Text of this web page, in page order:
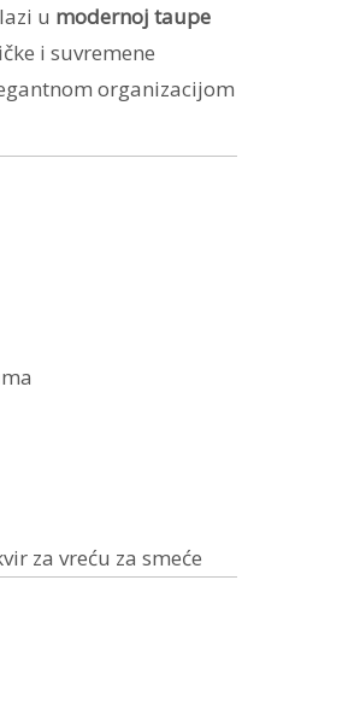
u modernoj taupe
i suvremene
organizacijom
za vreću za smeće